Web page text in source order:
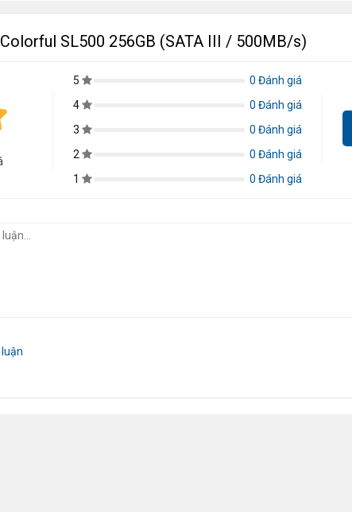
SL500 256GB (SATA III / 500MB/s)
5
0 Đánh giá
4
0 Đánh giá
3
0 Đánh giá
2
0 Đánh giá
1
0 Đánh giá